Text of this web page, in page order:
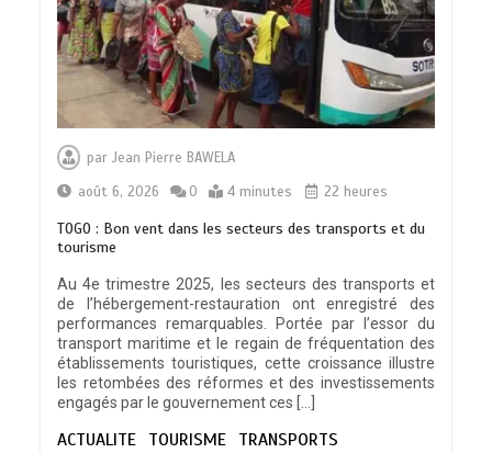
parJean Pierre BAWELA
août 6, 2026
0 4 minutes 22 heures
TOGO : Bon vent dans les secteurs des transports et du
tourisme
Au 4e trimestre 2025, les secteurs des transports et
de l’hébergement-restauration ont enregistré des
performances remarquables. Portée par l’essor du
transport maritime et le regain de fréquentation des
établissements touristiques, cette croissance illustre
les retombées des réformes et des investissements
engagés par le gouvernement ces […]
ACTUALITE TOURISME TRANSPORTS